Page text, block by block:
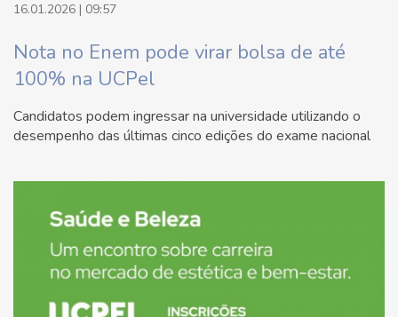
16.01.2026 | 09:57
Nota no Enem pode virar bolsa de até
100% na UCPel
Candidatos podem ingressar na universidade utilizando o
desempenho das últimas cinco edições do exame nacional